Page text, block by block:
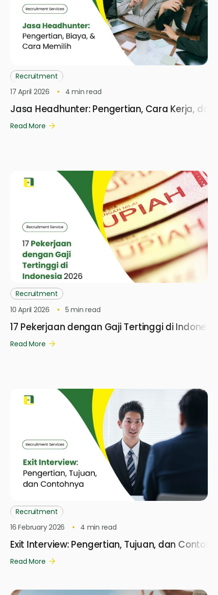
Recruitment
17 April 2026
4 min read
Jasa Headhunter: Pengertian, Cara Kerja,
Read More
Recruitment
10 April 2026
5 min read
17 Pekerjaan dengan Gaji Tertinggi di
Read More
Recruitment
16 February 2026
4 min read
Exit Interview: Pengertian, Tujuan, dan
Read More